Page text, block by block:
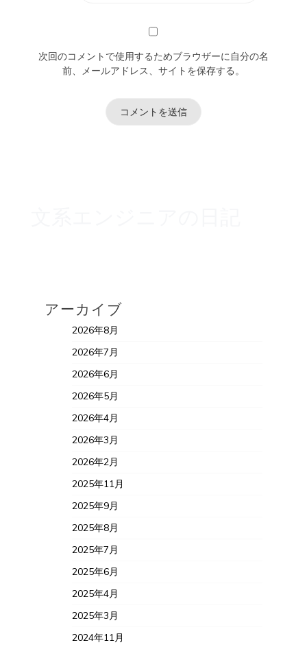
次回のコメントで使用するためブラウザーに自分の名
前、メールアドレス、サイトを保存する。
アーカイブ
2026年8月
2026年7月
2026年6月
2026年5月
2026年4月
2026年3月
2026年2月
2025年11月
2025年9月
2025年8月
2025年7月
2025年6月
2025年4月
2025年3月
2024年11月